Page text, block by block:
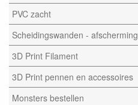
PVC zacht
Scheidingswanden - afscherming
3D Print Filament
3D Print pennen en accessoires
Monsters bestellen